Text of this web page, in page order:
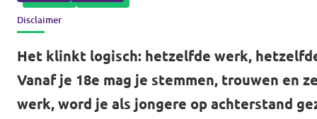
Volt Delft
Afdelingen in de provincies
Over Volt
Mensen
Nieuws
Disclaimer
Het klinkt logisch: hetzelfde werk,
Vanaf je 18e mag je stemmen, trouwen en
werk, word je als jongere op achterstand